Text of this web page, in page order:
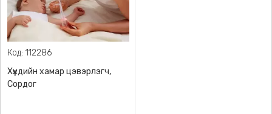
Код: 112286
Хүүхдийн хамар цэвэрлэгч,
Сордог